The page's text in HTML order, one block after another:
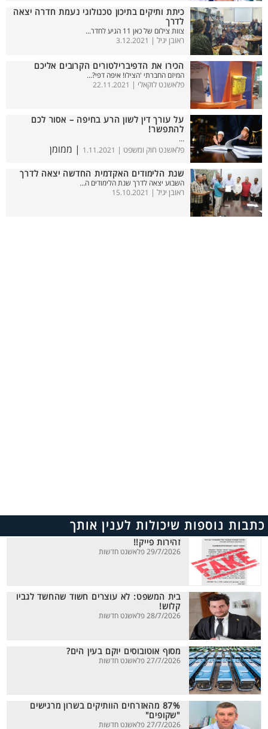
כיתת ותיקים בתיכון טכנולוגי נעמת חדרה יצאה
לדרך
צוות צילום של כאן 11 הגיע לחדר...
ראובן יגיל | 3.12.2021
הכירו את הדפיברילטורים הקרובים אליכם
המיזם החברתי 'הצילו! איפה דפי?...
פלאשנט לוקאלי | 22.11.2021
על עורך דין לשון הרע בחיפה – אסור לכם
להתפשר!
...
פלאשנט חוק ומשפט | 1.11.2021 | ממומן
שנת הלימודים האקדמית החדשה יצאה לדרך
השבוע יצאה לדרך שנת הלימודים ה...
ראובן יגיל | 15.10.2021
כתבות נוספות שיכולות לענין אותך
זהירות פייק!!
29/7/2026 פלאשנט חדשות
בית המשפט: לא עוצרים חשוד שהחשד לגביו
קלוש!
28/7/2026 פלאשנט חדשות
מסוף אוטובוסים יוקם בעין הים?
27/7/2026 פלאשנט חדשות
87% מהאזרחים הוותיקים בשרון מרגישים
"שקופים"
27/7/2026 פלאשנט חדשות